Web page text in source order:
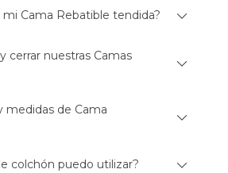
Cama Rebatible tendida?
cerrar nuestras Camas
medidas de Cama
colchón puedo utilizar?